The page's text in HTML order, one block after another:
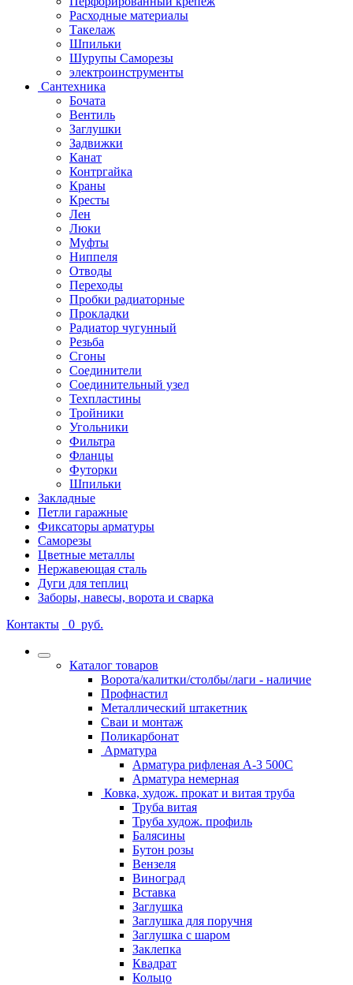
Расходные материалы
Такелаж
Шпильки
Шурупы Саморезы
электроинструменты
Сантехника
Бочата
Вентиль
Заглушки
Задвижки
Канат
Контргайка
Краны
Кресты
Лен
Люки
Муфты
Ниппеля
Отводы
Переходы
Пробки радиаторные
Прокладки
Радиатор чугунный
Резьба
Сгоны
Соединители
Соединительный узел
Техпластины
Тройники
Угольники
Фильтра
Фланцы
Футорки
Шпильки
Закладные
Петли гаражные
Фиксаторы арматуры
Саморезы
Цветные металлы
Нержавеющая сталь
Дуги для теплиц
Заборы, навесы, ворота и сварка
Контакты
0 руб.
Каталог товаров
Ворота/калитки/столбы/лаги - наличие
Профнастил
Металлический штакетник
Сваи и монтаж
Поликарбонат
Арматура
Арматура рифленая А-3 500С
Арматура немерная
Ковка, худож. прокат и витая труба
Труба витая
Труба худож. профиль
Балясины
Бутон розы
Вензеля
Виноград
Вставка
Заглушка
Заглушка для поручня
Заглушка с шаром
Заклепка
Квадрат
Кольцо